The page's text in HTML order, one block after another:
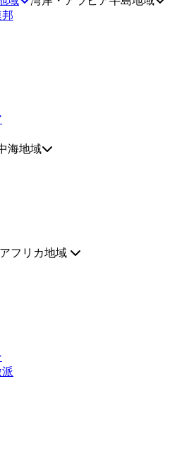
海地域
フリカ地域